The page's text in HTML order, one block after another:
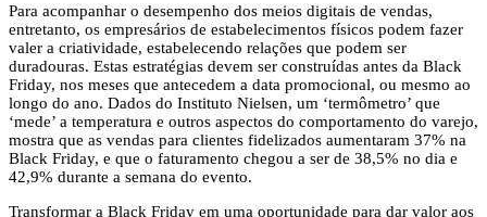
Para acompanhar o desempenho dos meios digitais de vendas,
entretanto, os empresários de estabelecimentos físicos podem fazer
valer a criatividade, estabelecendo relações que podem ser
duradouras. Estas estratégias devem ser construídas antes da Black
Friday, nos meses que antecedem a data promocional, ou mesmo ao
longo do ano. Dados do Instituto Nielsen, um ‘termômetro’ que
‘mede’ a temperatura e outros aspectos do comportamento do varejo,
mostra que as vendas para clientes fidelizados aumentaram 37% na
Black Friday, e que o faturamento chegou a ser de 38,5% no dia e
42,9% durante a semana do evento.
Transformar a Black Friday em uma oportunidade para dar valor aos